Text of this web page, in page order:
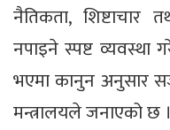
नैतिकता, शिष्टाचार
नपाइने स्पष्ट व्यवस्था
भएमा कानुन अनुसार
मन्त्रालयले जनाएको छ ।